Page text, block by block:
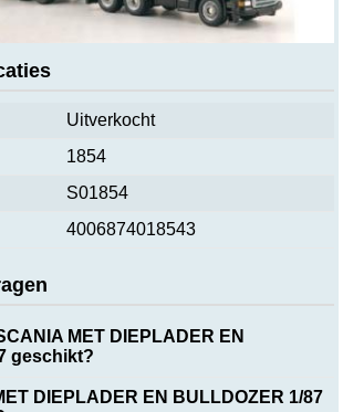
Uitverkocht
1854
S01854
4006874018543
MET DIEPLADER EN
geschikt?
DIEPLADER EN BULLDOZER 1/87